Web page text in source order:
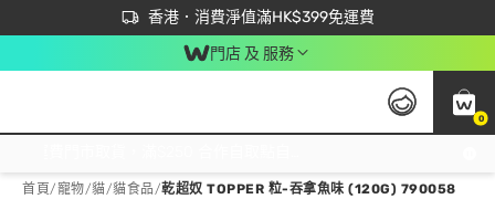
香港．消費淨值滿HK$399免運費
立即成為易賞錢會員盡享獨家優惠
首次APP下單買滿$450 輸入 NEWAPP 即減$50
門店 及 服務
0
首頁/寵物/貓/貓食品/乾超奴 TOPPER 粒-吞拿魚味 (120G) 790058